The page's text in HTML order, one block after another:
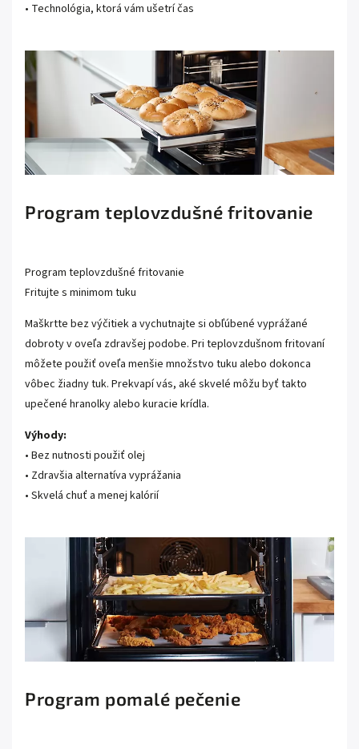
• Technológia, ktorá vám ušetrí čas
Program teplovzdušné fritovanie
Program teplovzdušné fritovanie
Fritujte s minimom tuku
Maškrtte bez výčitiek a vychutnajte si obľúbené vyprážané
dobroty v oveľa zdravšej podobe. Pri teplovzdušnom fritovaní
môžete použiť oveľa menšie množstvo tuku alebo dokonca
vôbec žiadny tuk. Prekvapí vás, aké skvelé môžu byť takto
upečené hranolky alebo kuracie krídla.
Výhody:
• Bez nutnosti použiť olej
• Zdravšia alternatíva vyprážania
• Skvelá chuť a menej kalórií
Program pomalé pečenie